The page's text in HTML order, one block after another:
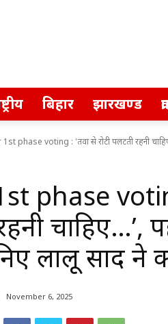
बिहार झारखण्ड
phase voting : 'तवा से रोटी पलटती रहनी
phase
लालू प्रसाद ने
November 6, 2025